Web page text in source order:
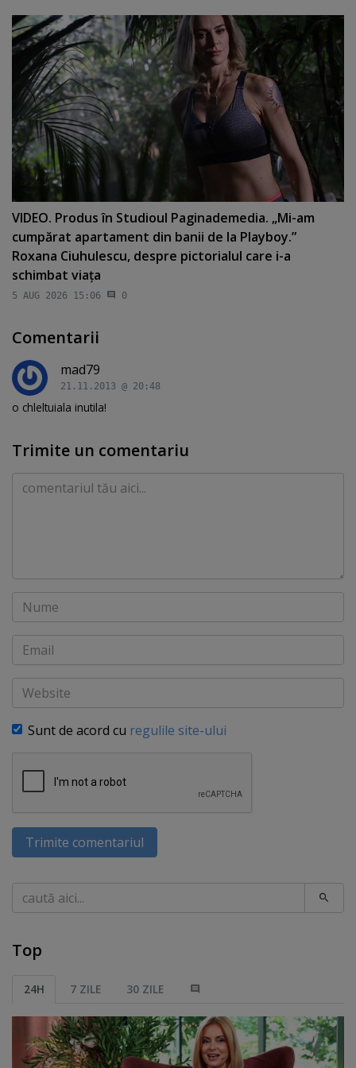
VIDEO. Produs în Studioul Paginademedia. „Mi-am
cumpărat apartament din banii de la Playboy.”
Roxana Ciuhulescu, despre pictorialul care i-a
schimbat viaţa
5 AUG 2026 15:06 0
Comentarii
mad79
21.11.2013 @ 20:48
o chleltuiala inutila!
Trimite un comentariu
Comentariu
Nume
Email
Website
Sunt de acord cu regulile site-ului
Trimite comentariul
Caută
Top
24H 7 ZILE 30 ZILE